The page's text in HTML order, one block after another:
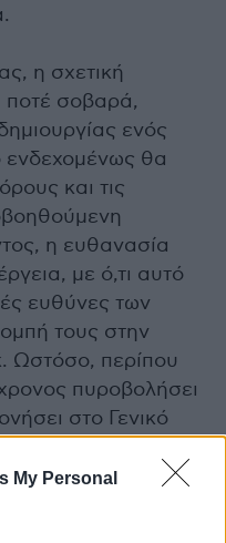
My Personal
η σχετική
ποτέ σοβαρά,
ενός
ενδεχομένως θα
και τις
η ευθανασία
με ό,τι αυτό
ευθύνες των
τους στην
Ωστόσο, περίπου
πυροβολήσει
στο Γενικό
που είχε
της